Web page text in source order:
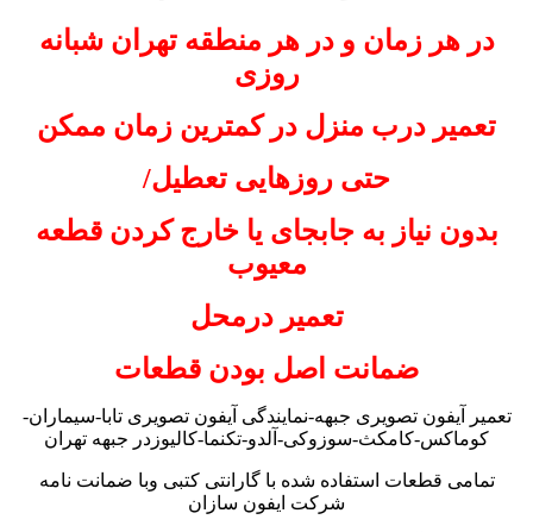
در هر زمان و در هر منطقه تهران شبانه
روزی
تعمیر درب منزل در کمترین زمان ممکن
حتی روزهایی تعطیل/
بدون نیاز به جابجای یا خارج کردن قطعه
معیوب
تعمیر درمحل
ضمانت اصل بودن قطعات
تعمیر آیفون تصویری جبهه-نمایندگی آیفون تصویری تابا-سیماران-
کوماکس-کامکث-سوزوکی-آلدو-تکنما-کالیوزدر جبهه تهران
تمامی قطعات استفاده شده با گارانتی کتبی وبا ضمانت نامه
شرکت ایفون سازان